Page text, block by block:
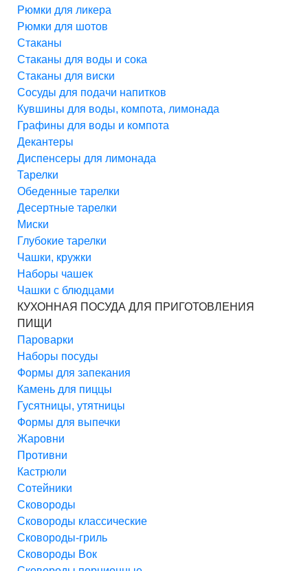
Рюмки для ликера
Рюмки для шотов
Стаканы
Стаканы для воды и сока
Стаканы для виски
Сосуды для подачи напитков
Кувшины для воды, компота, лимонада
Графины для воды и компота
Декантеры
Диспенсеры для лимонада
Тарелки
Обеденные тарелки
Десертные тарелки
Миски
Глубокие тарелки
Чашки, кружки
Наборы чашек
Чашки с блюдцами
КУХОННАЯ ПОСУДА ДЛЯ ПРИГОТОВЛЕНИЯ
ПИЩИ
Пароварки
Наборы посуды
Формы для запекания
Камень для пиццы
Гусятницы, утятницы
Формы для выпечки
Жаровни
Противни
Кастрюли
Сотейники
Сковороды
Сковороды классические
Сковороды-гриль
Сковороды Вок